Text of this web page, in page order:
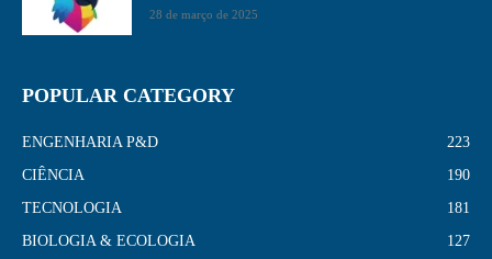
28 de março de 2025
POPULAR CATEGORY
ENGENHARIA P&D
223
CIÊNCIA
190
TECNOLOGIA
181
BIOLOGIA & ECOLOGIA
127